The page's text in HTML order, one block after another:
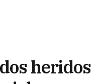
heridos